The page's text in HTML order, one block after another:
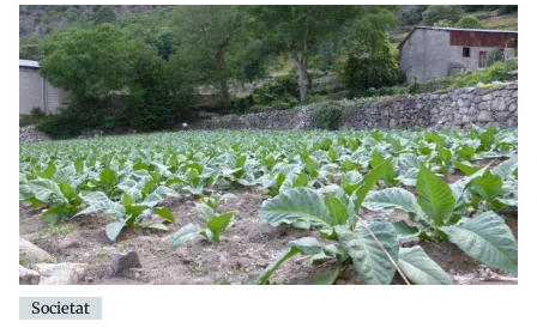
Societat